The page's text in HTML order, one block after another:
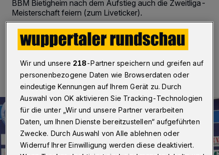
BBM Bietigheim nach dem Aufstieg auch die Zweitliga-
Meisterschaft feiern (zum Liveticker).
Wir und unsere 218-Partner speichern und greifen auf
personenbezogene Daten wie Browserdaten oder
eindeutige Kennungen auf Ihrem Gerät zu. Durch
Auswahl von OK aktivieren Sie Tracking-Technologien
für die unter „Wir und unsere Partner verarbeiten
Daten, um Ihnen Dienste bereitzustellen“ aufgeführten
Zwecke. Durch Auswahl von Alle ablehnen oder
Widerruf Ihrer Einwilligung werden diese deaktiviert.